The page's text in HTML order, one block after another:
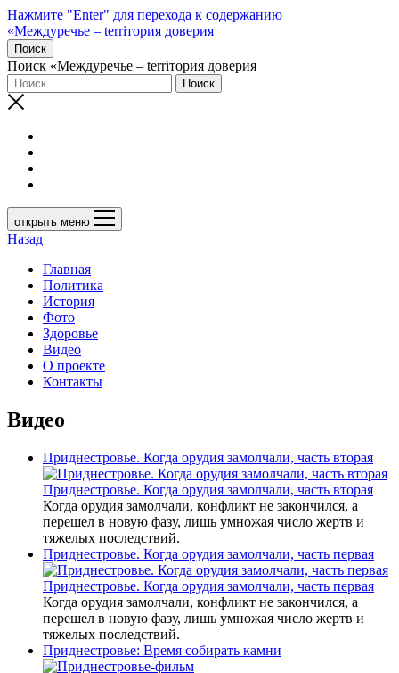
Нажмите "Enter" для перехода к содержанию
«Междуречье – terriтория доверия
Поиск
Поиск «Междуречье – terriтория доверия
открыть меню
Назад
Главная
Политика
История
Фото
Здоровье
Видео
О проекте
Контакты
Видео
Приднестровье. Когда орудия замолчали, часть вторая
Приднестровье. Когда орудия замолчали, часть вторая
Когда орудия замолчали, конфликт не закончился, а
перешел в новую фазу, лишь умножая число жертв и
тяжелых последствий.
Приднестровье. Когда орудия замолчали, часть первая
Приднестровье. Когда орудия замолчали, часть первая
Когда орудия замолчали, конфликт не закончился, а
перешел в новую фазу, лишь умножая число жертв и
тяжелых последствий.
Приднестровье: Время собирать камни